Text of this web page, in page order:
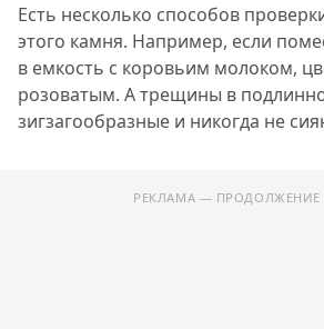
Есть несколько способов
этого камня. Например, если
в емкость с коровьим молоком,
розоватым. А трещины в
зигзагообразные и никогда не
РЕКЛАМА —